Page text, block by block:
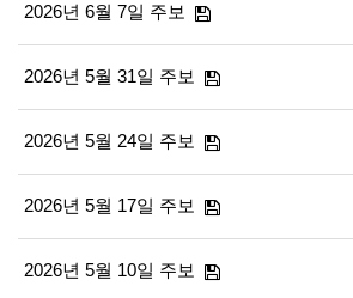
2026년 6월 7일 주보
2026년 5월 31일 주보
2026년 5월 24일 주보
2026년 5월 17일 주보
2026년 5월 10일 주보